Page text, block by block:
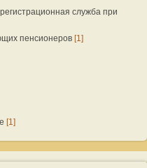
служба при
пенсионеров [1]
[1]